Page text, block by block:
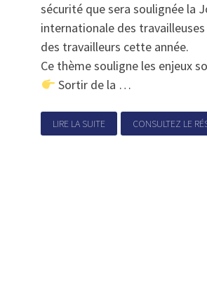
sécurité que sera soulignée la
internationale des
des travailleurs cette année.
Ce thème souligne les enjeux
Sortir de la …
LIRE LA SUITE CONSULTEZ LE